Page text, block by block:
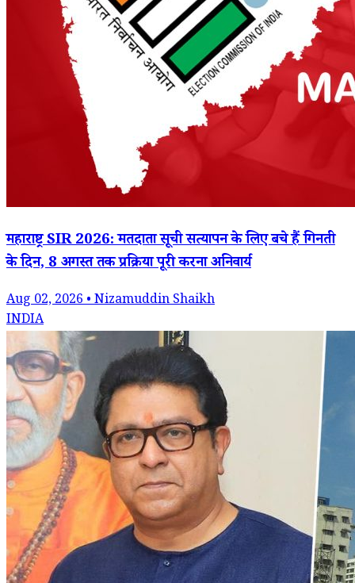
महाराष्ट्र SIR 2026: मतदाता सूची सत्यापन के लिए बचे हैं गिनती
के दिन, 8 अगस्त तक प्रक्रिया पूरी करना अनिवार्य
Aug 02, 2026 • Nizamuddin Shaikh
INDIA